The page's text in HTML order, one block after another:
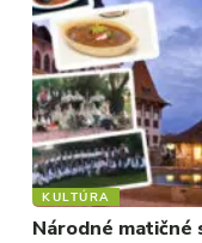
KULTÚRA
Národné matičné